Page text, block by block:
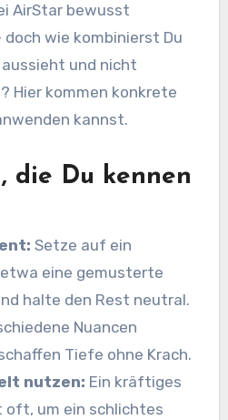
AirStar bewusst
wie kombinierst Du
aussieht und nicht
Hier kommen konkrete
kannst.
die Du kennen
Setze auf ein
eine gemusterte
halte den Rest neutral.
Nuancen
Tiefe ohne Krach.
nutzen: Ein kräftiges
oft, um ein schlichtes